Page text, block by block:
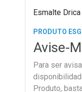
Esmalte
PRODUTO
Avise-
Para ser
Produto,